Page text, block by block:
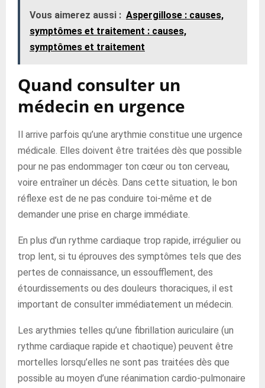
Vous aimerez aussi : Aspergillose : causes,
symptômes et traitement : causes,
symptômes et traitement
Quand consulter un
médecin en urgence
Il arrive parfois qu’une arythmie constitue une urgence
médicale. Elles doivent être traitées dès que possible
pour ne pas endommager ton cœur ou ton cerveau,
voire entraîner un décès. Dans cette situation, le bon
réflexe est de ne pas conduire toi-même et de
demander une prise en charge immédiate.
En plus d’un rythme cardiaque trop rapide, irrégulier ou
trop lent, si tu éprouves des symptômes tels que des
pertes de connaissance, un essoufflement, des
étourdissements ou des douleurs thoraciques, il est
important de consulter immédiatement un médecin.
Les arythmies telles qu’une fibrillation auriculaire (un
rythme cardiaque rapide et chaotique) peuvent être
mortelles lorsqu’elles ne sont pas traitées dès que
possible au moyen d’une réanimation cardio-pulmonaire